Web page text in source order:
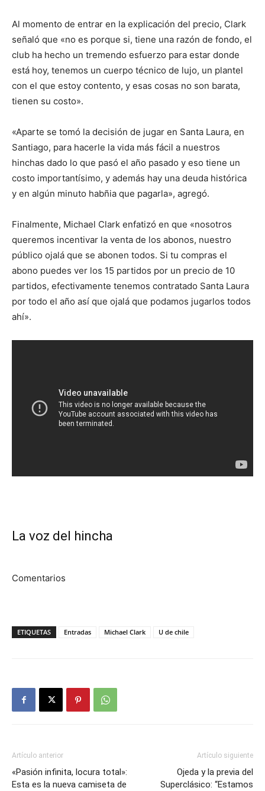
Al momento de entrar en la explicación del precio, Clark
señaló que «no es porque si, tiene una razón de fondo, el
club ha hecho un tremendo esfuerzo para estar donde
está hoy, tenemos un cuerpo técnico de lujo, un plantel
con el que estoy contento, y esas cosas no son barata,
tienen su costo».
«Aparte se tomó la decisión de jugar en Santa Laura, en
Santiago, para hacerle la vida más fácil a nuestros
hinchas dado lo que pasó el año pasado y eso tiene un
costo importantísimo, y además hay una deuda histórica
y en algún minuto habñia que pagarla», agregó.
Finalmente, Michael Clark enfatizó en que «nosotros
queremos incentivar la venta de los abonos, nuestro
público ojalá que se abonen todos. Si tu compras el
abono puedes ver los 15 partidos por un precio de 10
partidos, efectivamente tenemos contratado Santa Laura
por todo el año así que ojalá que podamos jugarlos todos
ahí».
La voz del hincha
Comentarios
ETIQUETAS Entradas Michael Clark U de chile
Artículo anterior
«Pasión infinita, locura total»:
Esta es la nueva camiseta de
Artículo siguiente
Ojeda y la previa del
Superclásico: “Estamos